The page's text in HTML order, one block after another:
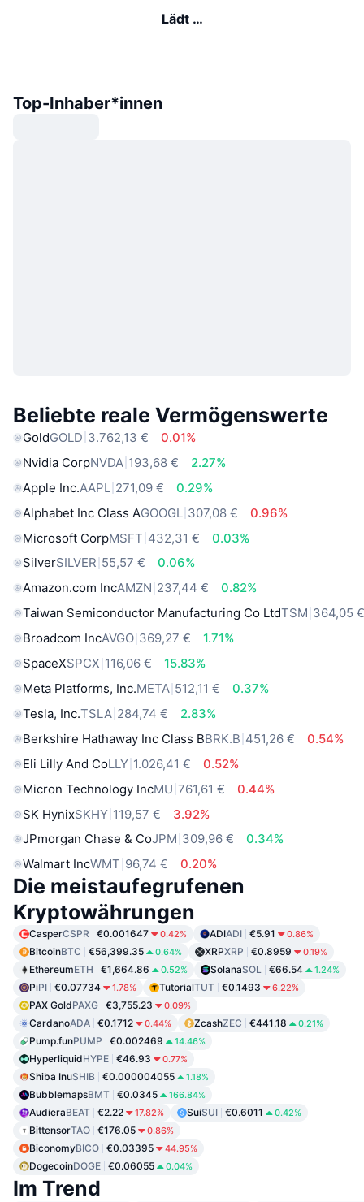
Lädt …
Top-Inhaber*innen
Beliebte reale Vermögenswerte
GoldGOLD 3.762,13 €
0.01%
Nvidia CorpNVDA 193,68 €
2.27%
Apple Inc.AAPL 271,09 €
0.29%
Alphabet Inc Class AGOOGL 307,08 €
0.96%
Microsoft CorpMSFT 432,31 €
0.03%
SilverSILVER 55,57 €
0.06%
Amazon.com IncAMZN 237,44 €
0.82%
Taiwan Semiconductor Manufacturing Co LtdTSM 364,05
Broadcom IncAVGO 369,27 €
1.71%
SpaceXSPCX 116,06 €
15.83%
Meta Platforms, Inc.META 512,11 €
0.37%
Tesla, Inc.TSLA 284,74 €
2.83%
Berkshire Hathaway Inc Class BBRK.B 451,26 €
0.54%
Eli Lilly And CoLLY 1.026,41 €
0.52%
Micron Technology IncMU 761,61 €
0.44%
SK HynixSKHY 119,57 €
3.92%
JPmorgan Chase & CoJPM 309,96 €
0.34%
Walmart IncWMT 96,74 € 0.20%
Die meistaufegrufenen
Kryptowährungen
CasperCSPR €0.001647 0.42% ADIADI €5.91 0.86%
BitcoinBTC €56,399.35 0.64% XRPXRP €0.8959 0.19%
EthereumETH €1,664.86 0.52% SolanaSOL €66.54 1.24%
PiPI €0.07734 1.78% TutorialTUT €0.1493 6.22%
PAX GoldPAXG €3,755.23 0.09%
CardanoADA €0.1712 0.44% ZcashZEC €441.18 0.21%
Pump.funPUMP €0.002469 14.46%
HyperliquidHYPE €46.93 0.77%
Shiba InuSHIB €0.000004055 1.18%
BubblemapsBMT €0.0345 166.84%
AudieraBEAT €2.22 17.82% SuiSUI €0.6011 0.42%
BittensorTAO €176.05 0.86%
BiconomyBICO €0.03395 44.95%
DogecoinDOGE €0.06055 0.04%
Im Trend